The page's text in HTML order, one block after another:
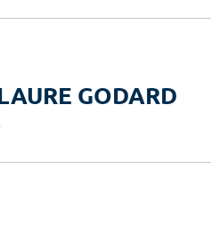
GODARD